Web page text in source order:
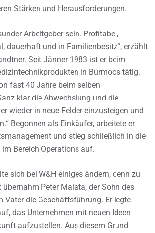
Stärken und Herausforderungen.
Arbeitgeber sein. Profitabel,
dauerhaft und in Familienbesitz“, erzählt
Seit Jänner 1983 ist er beim
in Bürmoos tätig.
fast 40 Jahre beim selben
klar die Abwechslung und die
wieder in neue Felder einzusteigen und
Begonnen als Einkäufer, arbeitete er
und stieg schließlich in die
Bereich Operations auf.
sich bei W&H einiges ändern, denn zu
Peter Malata, der Sohn des
Vater die Geschäftsführung. Er legte
das Unternehmen mit neuen Ideen
aufzustellen. Aus diesem Grund